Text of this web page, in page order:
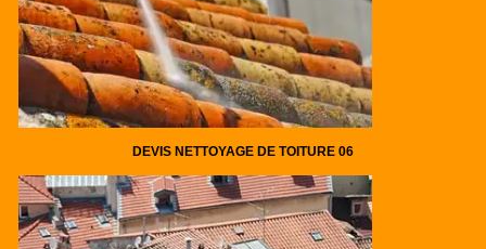
DEVIS NETTOYAGE DE TOITURE 06